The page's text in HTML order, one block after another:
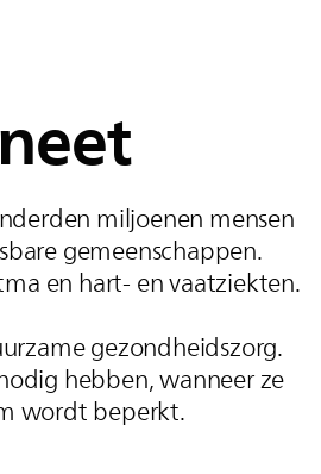
miljoenen mensen
gemeenschappen.
en hart- en vaatziekten.
gezondheidszorg.
hebben, wanneer ze
wordt beperkt.